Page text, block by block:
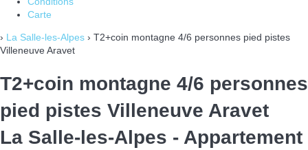
Carte
› La Salle-les-Alpes › T2+coin montagne 4/6 personnes pied pistes
Villeneuve Aravet
T2+coin montagne 4/6 personnes
pied pistes Villeneuve Aravet
La Salle-les-Alpes - Appartement